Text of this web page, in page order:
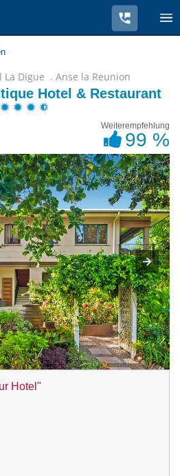
La Digue . Anse la Reunion
Hotel & Restaurant
Weiterempfehlung
99 %
Hotel"